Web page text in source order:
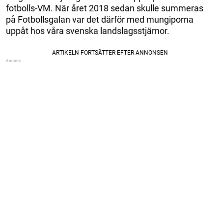
fotbolls-VM. När året 2018 sedan skulle summeras
på Fotbollsgalan var det därför med mungiporna
uppåt hos våra svenska landslagsstjärnor.